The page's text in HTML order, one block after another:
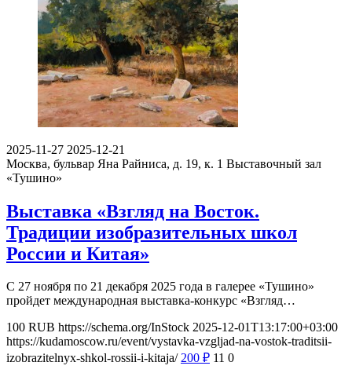
2025-11-27 2025-12-21
Москва, бульвар Яна Райниса, д. 19, к. 1 Выставочный зал
«Тушино»
Выставка «Взгляд на Восток.
Традиции изобразительных школ
России и Китая»
С 27 ноября по 21 декабря 2025 года в галерее «Тушино»
пройдет международная выставка-конкурс «Взгляд…
100 RUB https://schema.org/InStock 2025-12-01T13:17:00+03:00
https://kudamoscow.ru/event/vystavka-vzgljad-na-vostok-traditsii-
izobrazitelnyx-shkol-rossii-i-kitaja/ 200 ₽ 11 0